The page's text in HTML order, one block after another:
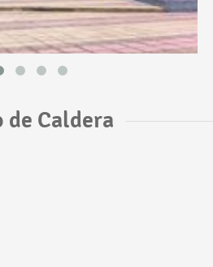
de Caldera